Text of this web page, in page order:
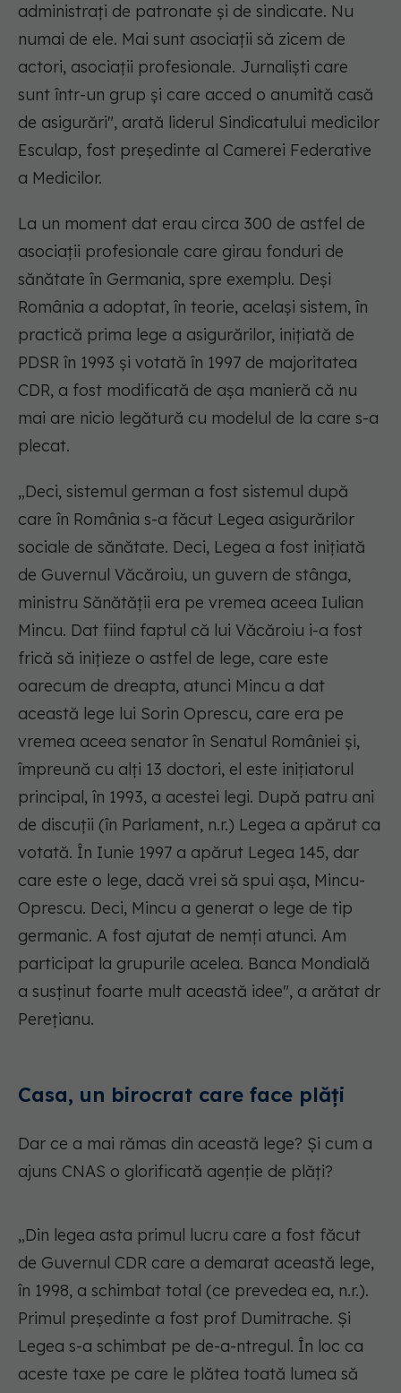
administrați de patronate și de sindicate. Nu
numai de ele. Mai sunt asociații să zicem de
actori, asociații profesionale. Jurnaliști care
sunt într-un grup și care acced o anumită casă
de asigurări", arată liderul Sindicatului medicilor
Esculap, fost președinte al Camerei Federative
a Medicilor.
La un moment dat erau circa 300 de astfel de
asociații profesionale care girau fonduri de
sănătate în Germania, spre exemplu. Deși
România a adoptat, în teorie, același sistem, în
practică prima lege a asigurărilor, inițiată de
PDSR în 1993 și votată în 1997 de majoritatea
CDR, a fost modificată de așa manieră că nu
mai are nicio legătură cu modelul de la care s-a
plecat.
„Deci, sistemul german a fost sistemul după
care în România s-a făcut Legea asigurărilor
sociale de sănătate. Deci, Legea a fost inițiată
de Guvernul Văcăroiu, un guvern de stânga,
ministru Sănătății era pe vremea aceea Iulian
Mincu. Dat fiind faptul că lui Văcăroiu i-a fost
frică să inițieze o astfel de lege, care este
oarecum de dreapta, atunci Mincu a dat
această lege lui Sorin Oprescu, care era pe
vremea aceea senator în Senatul României și,
împreună cu alți 13 doctori, el este inițiatorul
principal, în 1993, a acestei legi. După patru ani
de discuții (în Parlament, n.r.) Legea a apărut ca
votată. În Iunie 1997 a apărut Legea 145, dar
care este o lege, dacă vrei să spui așa, Mincu-
Oprescu. Deci, Mincu a generat o lege de tip
germanic. A fost ajutat de nemți atunci. Am
participat la grupurile acelea. Banca Mondială
a susținut foarte mult această idee", a arătat dr
Perețianu.
Casa, un birocrat care face plăți
Dar ce a mai rămas din această lege? Și cum a
ajuns CNAS o glorificată agenție de plăți?
„Din legea asta primul lucru care a fost făcut
de Guvernul CDR care a demarat această lege,
în 1998, a schimbat total (ce prevedea ea, n.r.).
Primul președinte a fost prof Dumitrache. Și
Legea s-a schimbat pe de-a-ntregul. În loc ca
aceste taxe pe care le plătea toată lumea să